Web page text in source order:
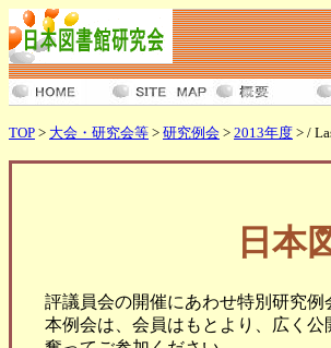
TOP > 大会・研究会等 > 研究例会 > 2013年度 > /
日本
評議員会の開催にあわせ特別研究例
本例会は、会員はもとより、広く公